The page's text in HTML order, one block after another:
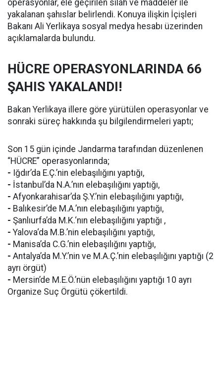
operasyonlar, ele geçirilen silah ve maddeler ile
yakalanan şahıslar belirlendi. Konuya ilişkin İçişleri
Bakanı Ali Yerlikaya sosyal medya hesabı üzerinden
açıklamalarda bulundu.
HÜCRE OPERASYONLARINDA 66
ŞAHIS YAKALANDI!
Bakan Yerlikaya illere göre yürütülen operasyonlar ve
sonraki süreç hakkında şu bilgilendirmeleri yaptı;
Son 15 gün içinde Jandarma tarafından düzenlenen
“HÜCRE” operasyonlarında;
- Iğdır’da E.Ç.’nin elebaşılığını yaptığı,
- İstanbul’da N.A.’nın elebaşılığını yaptığı,
- Afyonkarahisar’da Ş.Y.’nin elebaşılığını yaptığı,
- Balıkesir’de M.A.’nın elebaşılığını yaptığı,
- Şanlıurfa’da M.K.‘nın elebaşılığını yaptığı ,
- Yalova‘da M.B.’nin elebaşılığını yaptığı,
- Manisa’da C.G.’nin elebaşılığını yaptığı,
- Antalya’da M.Y.’nin ve M.A.Ç.’nin elebaşılığını yaptığı (2
ayrı örgüt)
- Mersin’de M.E.Ö.’nün elebaşılığını yaptığı 10 ayrı
Organize Suç Örgütü çökertildi.